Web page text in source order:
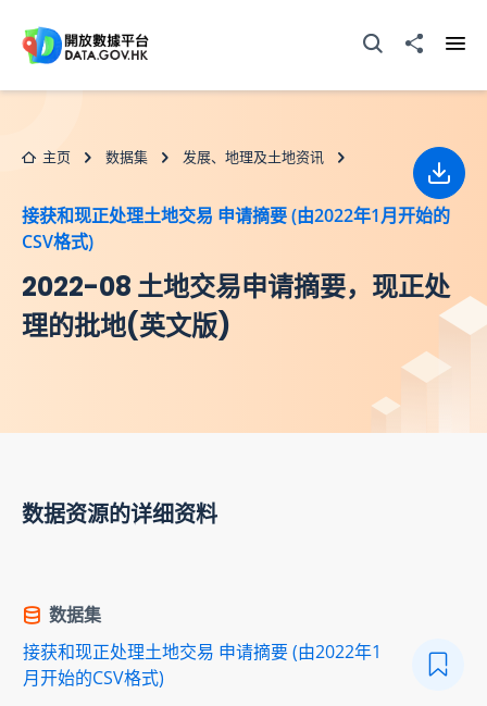
打开搜寻器分享至
主页 数据集 发展、地理及土地资讯
接获和现正处理土地交易 申请摘要 (由2022年1月开始的
CSV格式)
2022-08 土地交易申请摘要，现正处
理的批地(英文版)
下载
数据资源的详细资料
数据集
接获和现正处理土地交易 申请摘要 (由2022年1
月开始的CSV格式)